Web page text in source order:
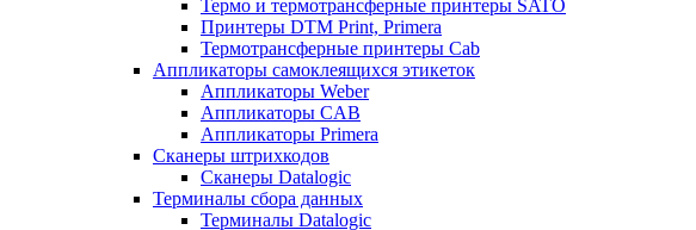
Термо и термотрансферные принтеры SATO
Принтеры DTM Print, Primera
Термотрансферные принтеры Cab
Аппликаторы самоклеящихся этикеток
Аппликаторы Weber
Аппликаторы CAB
Аппликаторы Primera
Сканеры штрихкодов
Сканеры Datalogic
Терминалы сбора данных
Терминалы Datalogic